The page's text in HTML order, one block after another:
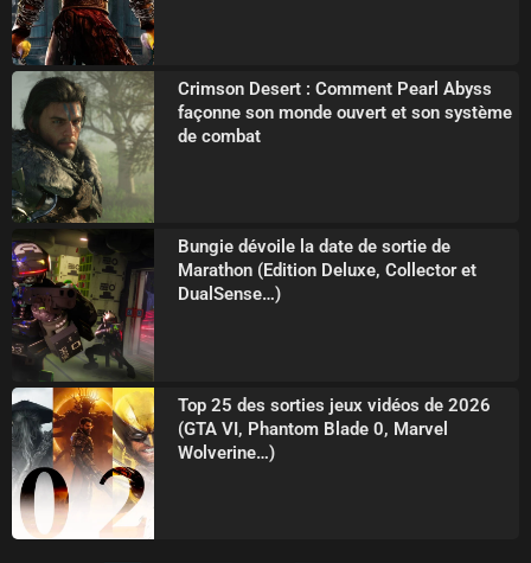
Crimson Desert : Comment Pearl Abyss
façonne son monde ouvert et son système
de combat
Bungie dévoile la date de sortie de
Marathon (Edition Deluxe, Collector et
DualSense…)
Top 25 des sorties jeux vidéos de 2026
(GTA VI, Phantom Blade 0, Marvel
Wolverine…)